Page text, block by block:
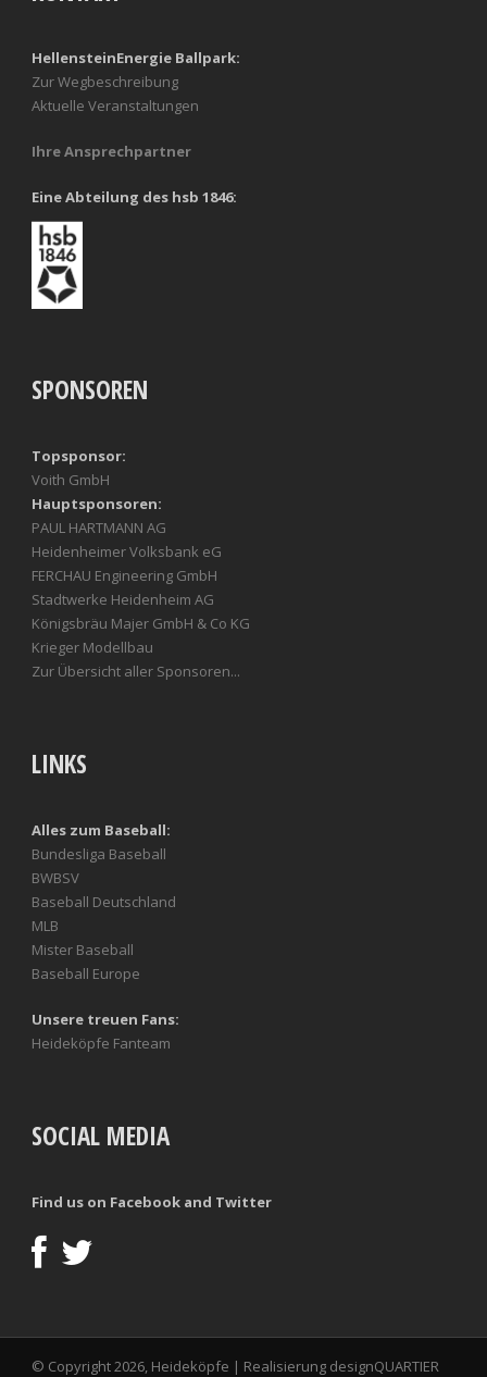
HellensteinEnergie Ballpark:
Zur Wegbeschreibung
Aktuelle Veranstaltungen
Ihre Ansprechpartner
Eine Abteilung des hsb 1846:
SPONSOREN
Topsponsor:
Voith GmbH
Hauptsponsoren:
PAUL HARTMANN AG
Heidenheimer Volksbank eG
FERCHAU Engineering GmbH
Stadtwerke Heidenheim AG
Königsbräu Majer GmbH & Co KG
Krieger Modellbau
Zur Übersicht aller Sponsoren...
LINKS
Alles zum Baseball:
Bundesliga Baseball
BWBSV
Baseball Deutschland
MLB
Mister Baseball
Baseball Europe
Unsere treuen Fans:
Heideköpfe Fanteam
SOCIAL MEDIA
Find us on Facebook and Twitter
© Copyright 2026, Heideköpfe | Realisierung designQUARTIER